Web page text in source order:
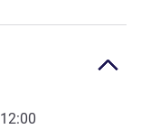
12:00